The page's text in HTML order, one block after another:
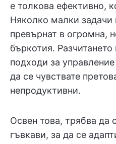
е толкова ефективно,
Няколко малки задачи
превърнат в огромна,
бъркотия.
подходи за
да се чувствате
непродуктивни.
Освен това, трябва да
гъвкави, за да се